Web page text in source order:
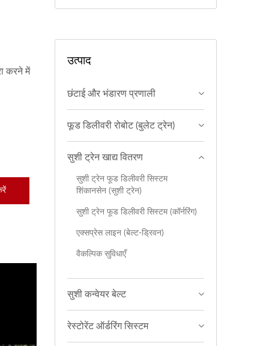
करने में
उत्पाद
छंटाई और भंडारण प्रणाली
फूड डिलीवरी रोबोट (बुलेट ट्रेन)
सुशी ट्रेन खाद्य वितरण
सुशी ट्रेन फूड डिलीवरी सिस्टम
शिंकानसेन (सुशी ट्रेन)
सुशी ट्रेन फूड डिलीवरी सिस्टम (कॉर्नरिंग)
एक्सप्रेस लाइन (बेल्ट-ड्रिवन)
वैकल्पिक सुविधाएँ
सुशी कन्वेयर बेल्ट
रेस्टोरेंट ऑर्डरिंग सिस्टम